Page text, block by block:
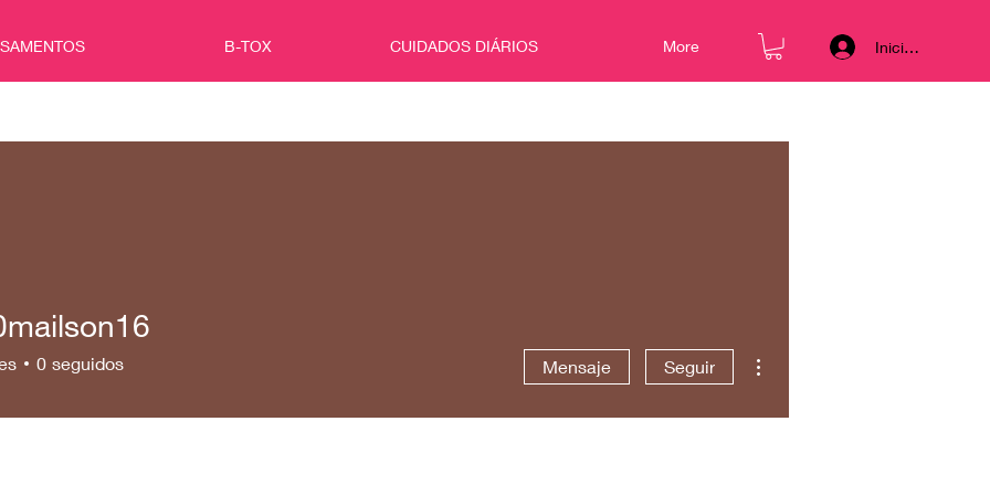
Iniciar sesión
B-TOX CUIDADOS DIÁRIOS More
0 seguidos Mensaje Seguir